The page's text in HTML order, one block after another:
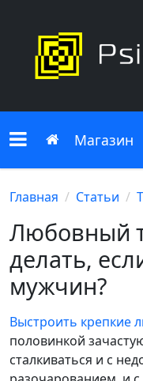
Меню сайта
Главная
Магазин
Главная Статьи
Любовный
делать,
мужчин?
Выстроить крепкие
половинкой
сталкиваться и с